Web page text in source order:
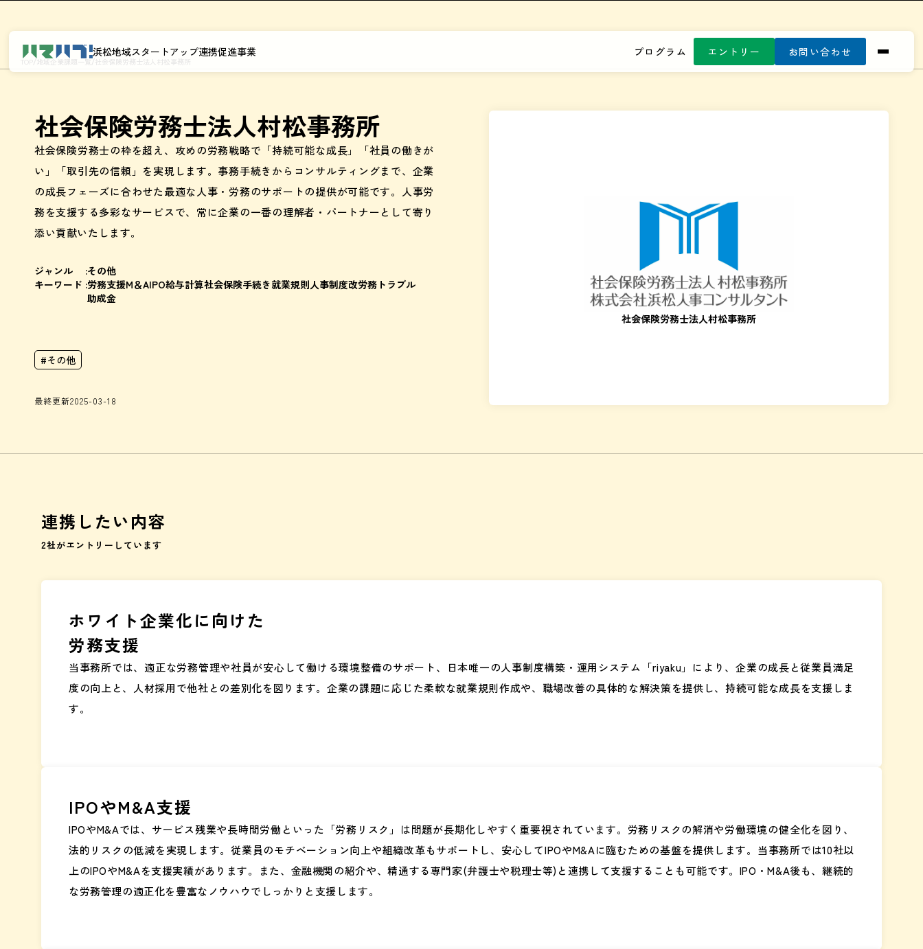
浜松地域スタートアップ連携促進事業 プログラム エントリー お問い合わせ
TOP /地域企業課題一覧/ 社会保険労務士法人村松事務所
社会保険労務士法人村松事務所
社会保険労務士の枠を超え、攻めの労務戦略で「持続可能な成長」「社員の働きが
い」「取引先の信頼」を実現します。事務手続きからコンサルティングまで、企業
の成長フェーズに合わせた最適な人事・労務のサポートの提供が可能です。人事労
務を支援する多彩なサービスで、常に企業の一番の理解者・パートナーとして寄り
添い貢献いたします。
ジャンル :その他
キーワード :労務支援M＆AIPO給与計算社会保険手続き就業規則人事制度改労務トラブル
助成金
#その他
最終更新2025-03-18
社会保険労務士法人村松事務所
連携したい内容
2社がエントリーしています
ホワイト企業化に向けた
労務支援
当事務所では、適正な労務管理や社員が安心して働ける環境整備のサポート、日本唯一の人事制度構築・運用システム「riyaku」により、企業の成長と従業員満足
度の向上と、人材採用で他社との差別化を図ります。企業の課題に応じた柔軟な就業規則作成や、職場改善の具体的な解決策を提供し、持続可能な成長を支援しま
す。
IPOやM&A支援
IPOやM&Aでは、サービス残業や長時間労働といった「労務リスク」は問題が長期化しやすく重要視されています。労務リスクの解消や労働環境の健全化を図り、
法的リスクの低減を実現します。従業員のモチベーション向上や組織改革もサポートし、安心してIPOやM&Aに臨むための基盤を提供します。当事務所では10社以
上のIPOやM&Aを支援実績があります。また、金融機関の紹介や、精通する専門家(弁護士や税理士等)と連携して支援することも可能です。IPO・M&A後も、継続的
な労務管理の適正化を豊富なノウハウでしっかりと支援します。